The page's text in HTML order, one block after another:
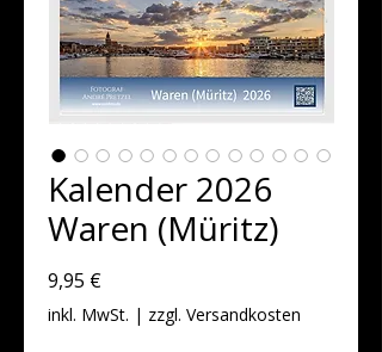
Kalender 2026
Waren (Müritz)
9,95 €Preis
inkl. MwSt. | zzgl. Versandkosten